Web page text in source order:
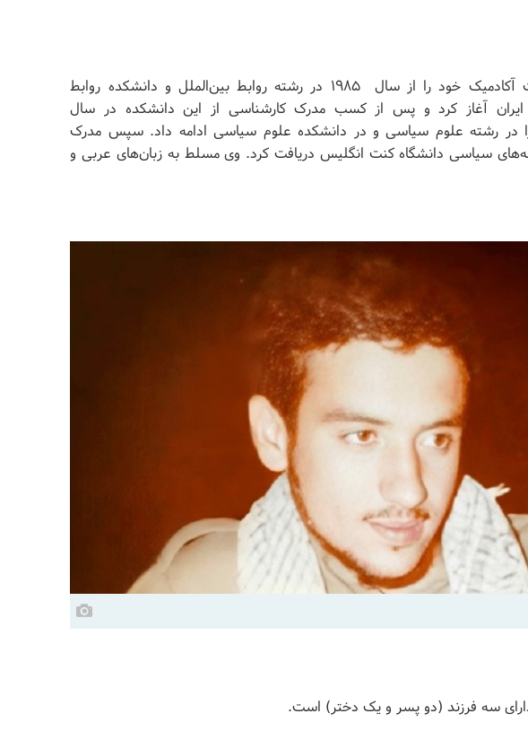
سیدعباس عراقچی تحصیلات آکادمیک خود را از سال ۱۹۸۵ در رشته روابط بین‌الملل و دانشکده روابط
ایران آغاز کرد و پس از کسب مدرک کارشناسی از این دانشکده در سال
را در رشته علوم سیاسی و در دانشکده علوم سیاسی ادامه داد. سپس مدرک
سیاسی دانشگاه کنت انگلیس دریافت کرد. وی مسلط به زبان‌های عربی و
سه فرزند (دو پسر و یک دختر) است.